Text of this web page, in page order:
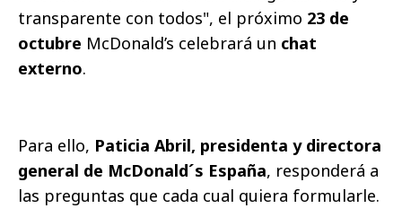
transparente con todos", el próximo 23 de
octubre McDonald’s celebrará un chat
externo.
Para ello, Paticia Abril, presidenta y directora
general de McDonald´s España, responderá a
las preguntas que cada cual quiera formularle.